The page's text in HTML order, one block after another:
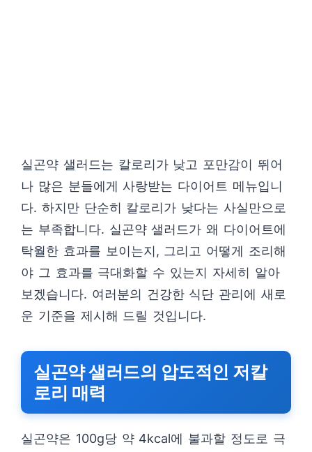
실곤약 샐러드는 칼로리가 낮고 포만감이 뛰어
나 많은 분들에게 사랑받는 다이어트 메뉴입니
다. 하지만 단순히 칼로리가 낮다는 사실만으로
는 부족합니다. 실곤약 샐러드가 왜 다이어트에
탁월한 효과를 보이는지, 그리고 어떻게 조리해
야 그 효과를 극대화할 수 있는지 자세히 알아
보겠습니다. 여러분의 건강한 식단 관리에 새로
운 기준을 제시해 드릴 것입니다.
실곤약 샐러드의 압도적인 저칼
로리 매력
실곤약은 100g당 약 4kcal에 불과할 정도로 극